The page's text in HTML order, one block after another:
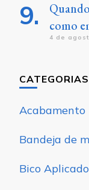
como
4 de
CATEGORIAS
Acabamento
Bandeja de
Bico